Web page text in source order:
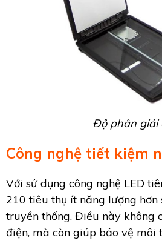
Độ phân giải
Công nghệ tiết kiệm
Với sử dụng công nghệ LED
210 tiêu thụ ít năng lượng
truyền thống. Điều này không
điện, mà còn giúp bảo vệ môi